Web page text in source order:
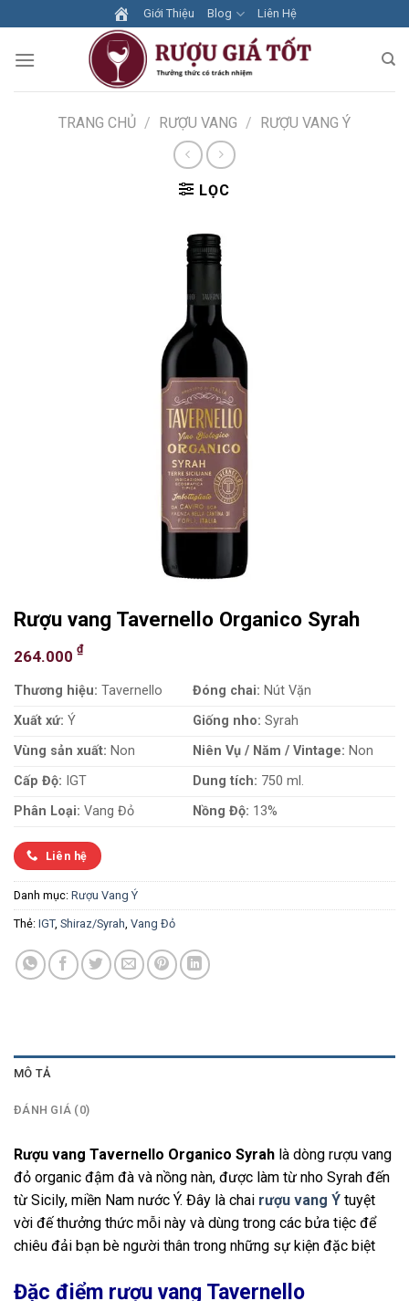
to
content
Giới Thiệu Blog Liên Hệ
TRANG CHỦ / RƯỢU VANG / RƯỢU VANG Ý
LỌC
Rượu vang Tavernello Organico Syrah
264.000 ₫
Thương hiệu: Tavernello Đóng chai: Nút Vặn
Xuất xứ: Ý Giống nho: Syrah
Vùng sản xuất: Non Niên Vụ / Năm / Vintage: Non
Cấp Độ: IGT Dung tích: 750 ml.
Phân Loại: Vang Đỏ Nồng Độ: 13%
Liên hệ
Danh mục: Rượu Vang Ý
Thẻ: IGT, Shiraz/Syrah, Vang Đỏ
MÔ TẢ
ĐÁNH GIÁ (0)
Rượu vang Tavernello Organico Syrah là dòng rượu vang
đỏ organic đậm đà và nồng nàn, được làm từ nho Syrah đến
từ Sicily, miền Nam nước Ý. Đây là chai rượu vang Ý tuyệt
vời đế thưởng thức mỗi này và dùng trong các bửa tiệc để
chiêu đải bạn bè người thân trong những sự kiện đặc biệt
Đặc điểm rượu vang Tavernello